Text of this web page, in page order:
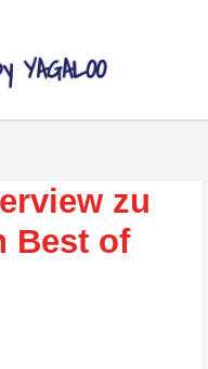
zu
Best of